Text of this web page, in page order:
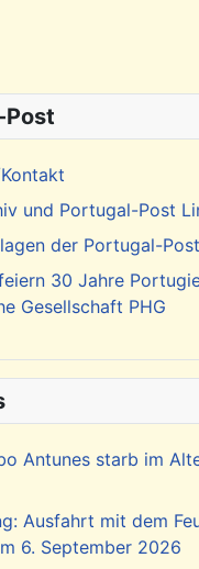
Rückblick: Dia de
und Portugal-Post
der Portugal-
30 Jahre
Gesellschaft PHG
Antunes starb im
Ausfahrt mit dem
6. September 2026